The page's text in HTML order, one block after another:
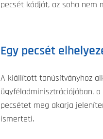
pecsét kódját, az soha nem
Egy pecsét
A kiállított tanúsítványhoz
ügyféladminisztrációjában,
pecsétet meg akarja
ismerteti.